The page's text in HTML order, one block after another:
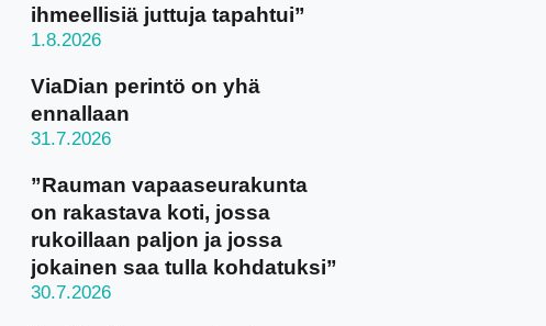
ihmeellisiä juttuja tapahtui”
1.8.2026
ViaDian perintö on yhä
ennallaan
31.7.2026
”Rauman vapaaseurakunta
on rakastava koti, jossa
rukoillaan paljon ja jossa
jokainen saa tulla kohdatuksi”
30.7.2026